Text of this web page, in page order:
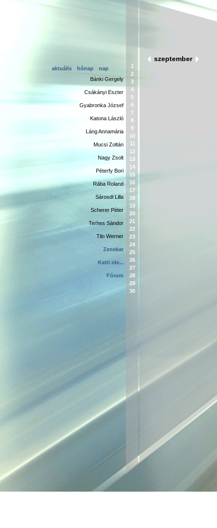
aktuális hónap
nap
Bánki Gergely
Csákányi Eszter
Gyabronka József
Katona László
Láng Annamária
Mucsi Zoltán
Nagy Zsolt
Péterfy Bori
Rába Roland
Sárosdi Lilla
Scherer Péter
Terhes Sándor
Tilo Werner
Zenekar
Katti ide...
Fórum
1
2
3
4
5
6
7
8
9
10
11
12
13
14
15
16
17
18
19
20
21
22
23
24
25
26
27
28
29
30
szeptember